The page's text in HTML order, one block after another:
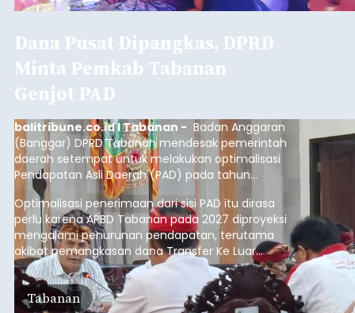
Dana Pusat Dipangkas, DPRD
Minta Pemkab Tabanan
Genjot PAD
balitribune.co.id I Tabanan - Badan Anggaran
(Banggar) DPRD Tabanan mendesak pemerintah
daerah setempat untuk melakukan optimalisasi
Pendapatan Asli Daerah (PAD) pada tahun
anggaran 2027.
Optimalisasi penerimaan dari sisi PAD itu dirasa
perlu karena APBD Tabanan pada 2027 diproyeksi
mengalami penurunan pendapatan, terutama
akibat pemangkasan dana Transfer Ke Luar
Daerah (TKD) dari pemerintah pusat.
Tabanan